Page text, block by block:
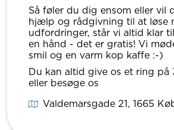
Så føler du dig ensom eller vil
hjælp og rådgivning til at løse
udfordringer, står vi altid klar
en hånd - det er gratis! Vi
smil og en varm kop kaffe :-)
Du kan altid give os et ring på
eller besøge os
Valdemarsgade 21, 1665